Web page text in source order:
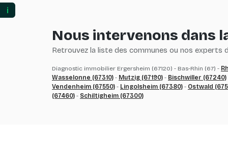
Nous intervenons dans
Retrouvez la liste des communes ou nos
Diagnostic immobilier Ergersheim (67120) - Bas-Rhin (67) -
Wasselonne (67310) - Mutzig (67190) - Bischwiller (67240)
Vendenheim (67550) - Lingolsheim (67380) - Ostwald
(67460) - Schiltigheim (67300)
ℹ️